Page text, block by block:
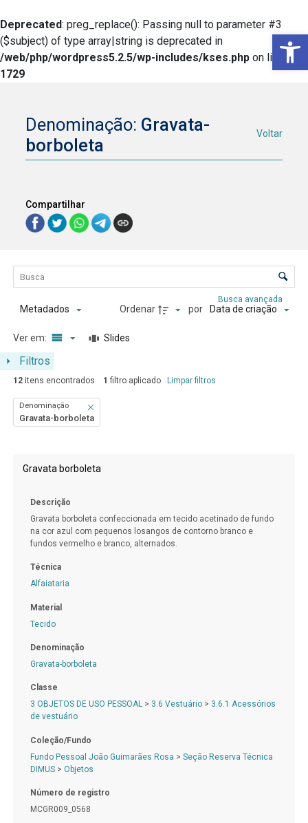
Deprecated: preg_replace(): Passing null to parameter #3
($subject) of type array|string is deprecated in
/web/php/wordpress5.2.5/wp-includes/kses.php on line
1729
Denominação: Gravata-
borboleta
Voltar
Compartilhar
Lista de itens
Controle de ordenação e visualização
Filtros
Busca avançada
Metadados Ordenar por Data de criação
Ver em: Slides
12itens encontrados 1 filtro aplicado Limpar filtros
Denominação
Gravata-borboleta
Resultados da lista de itens
Gravata borboleta
Descrição
Gravata borboleta confeccionada em tecido acetinado de fundo
na cor azul com pequenos losangos de contorno branco e
fundos vermelho e branco, alternados.
Técnica
Alfaiataria
Material
Tecido
Denominação
Gravata-borboleta
Classe
3 OBJETOS DE USO PESSOAL> 3.6 Vestuário> 3.6.1 Acessórios
de vestuário
Coleção/Fundo
Fundo Pessoal João Guimarães Rosa > Seção Reserva Técnica
DIMUS> Objetos
Número de registro
MCGR009_0568